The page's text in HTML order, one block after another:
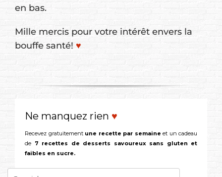
en bas.
Mille mercis pour votre intérêt envers la
bouffe santé! ♥
Ne manquez rien ♥
Recevez gratuitement une recette par semaine et un cadeau
de 7 recettes de desserts savoureux sans gluten et
faibles en sucre.